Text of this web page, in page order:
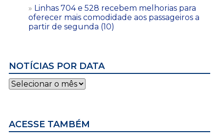
Linhas 704 e 528 recebem melhorias para
oferecer mais comodidade aos passageiros a
partir de segunda (10)
NOTÍCIAS POR DATA
Notícias
por
ACESSE TAMBÉM